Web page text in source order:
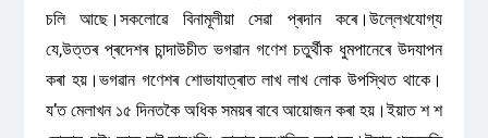
চলি আছে।সকলোৱে বিনামূলীয়া সেৱা প্ৰদান কৰে।উল্লেখযোগ্য
যে,উত্তৰ প্ৰদেশৰ চান্দাউচীত ভগৱান গণেশ চতুৰ্থীক ধুমপানেৰে উদযাপন
কৰা হয়।ভগৱান গণেশৰ শোভাযাত্ৰাত লাখ লাখ লোক উপস্থিত থাকে।
য’ত মেলাখন ১৫ দিনতকৈ অধিক সময়ৰ বাবে আয়োজন কৰা হয়।ইয়াত শ শ